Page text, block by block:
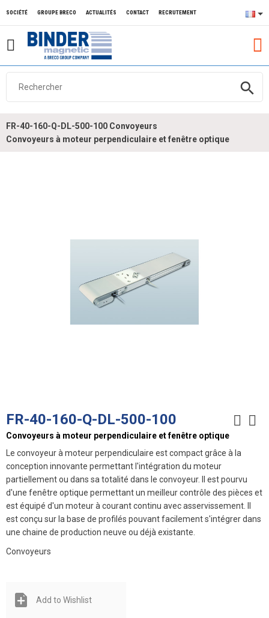
search
SOCIÉTÉ GROUPE BRECO ACTUALITÉS CONTACT RECRUTEMENT
FR-40-160-Q-DL-500-100 Convoyeurs
Convoyeurs à moteur perpendiculaire et fenêtre optique
FR-40-160-Q-DL-500-100
Convoyeurs à moteur perpendiculaire et fenêtre optique
Le convoyeur à moteur perpendiculaire est compact grâce à la
conception innovante permettant l'intégration du moteur
partiellement ou dans sa totalité dans le convoyeur. Il est pourvu
d'une fenêtre optique permettant un meilleur contrôle des pièces et
est équipé d'un moteur à courant continu avec asservissement. Il
est conçu sur la base de profilés pouvant facilement s'intégrer dans
une chaine de production neuve ou déjà existante.
Convoyeurs
Add to Wishlist